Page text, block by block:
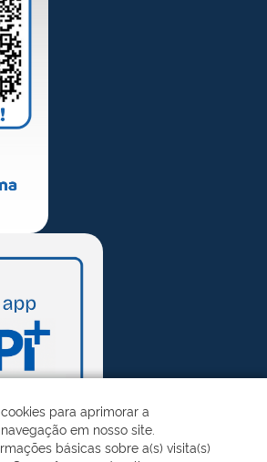
para aprimorar a
em nosso site.
básicas sobre a(s) visita(s)